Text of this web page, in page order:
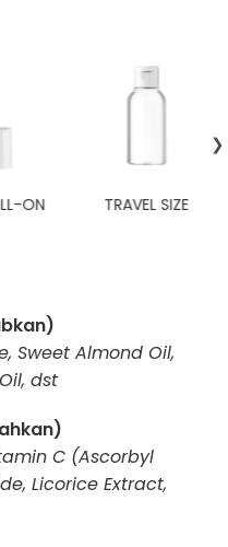
CUSTOM
❯
Sweet Almond Oil,
dst
C (Ascorbyl
Licorice Extract,